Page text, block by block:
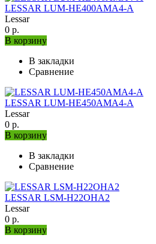
LESSAR LUM-HE400AMA4-A
Lessar
0 р.
В корзину
В закладки
Сравнение
LESSAR LUM-HE450AMA4-A
Lessar
0 р.
В корзину
В закладки
Сравнение
LESSAR LSM-H22OHA2
Lessar
0 р.
В корзину